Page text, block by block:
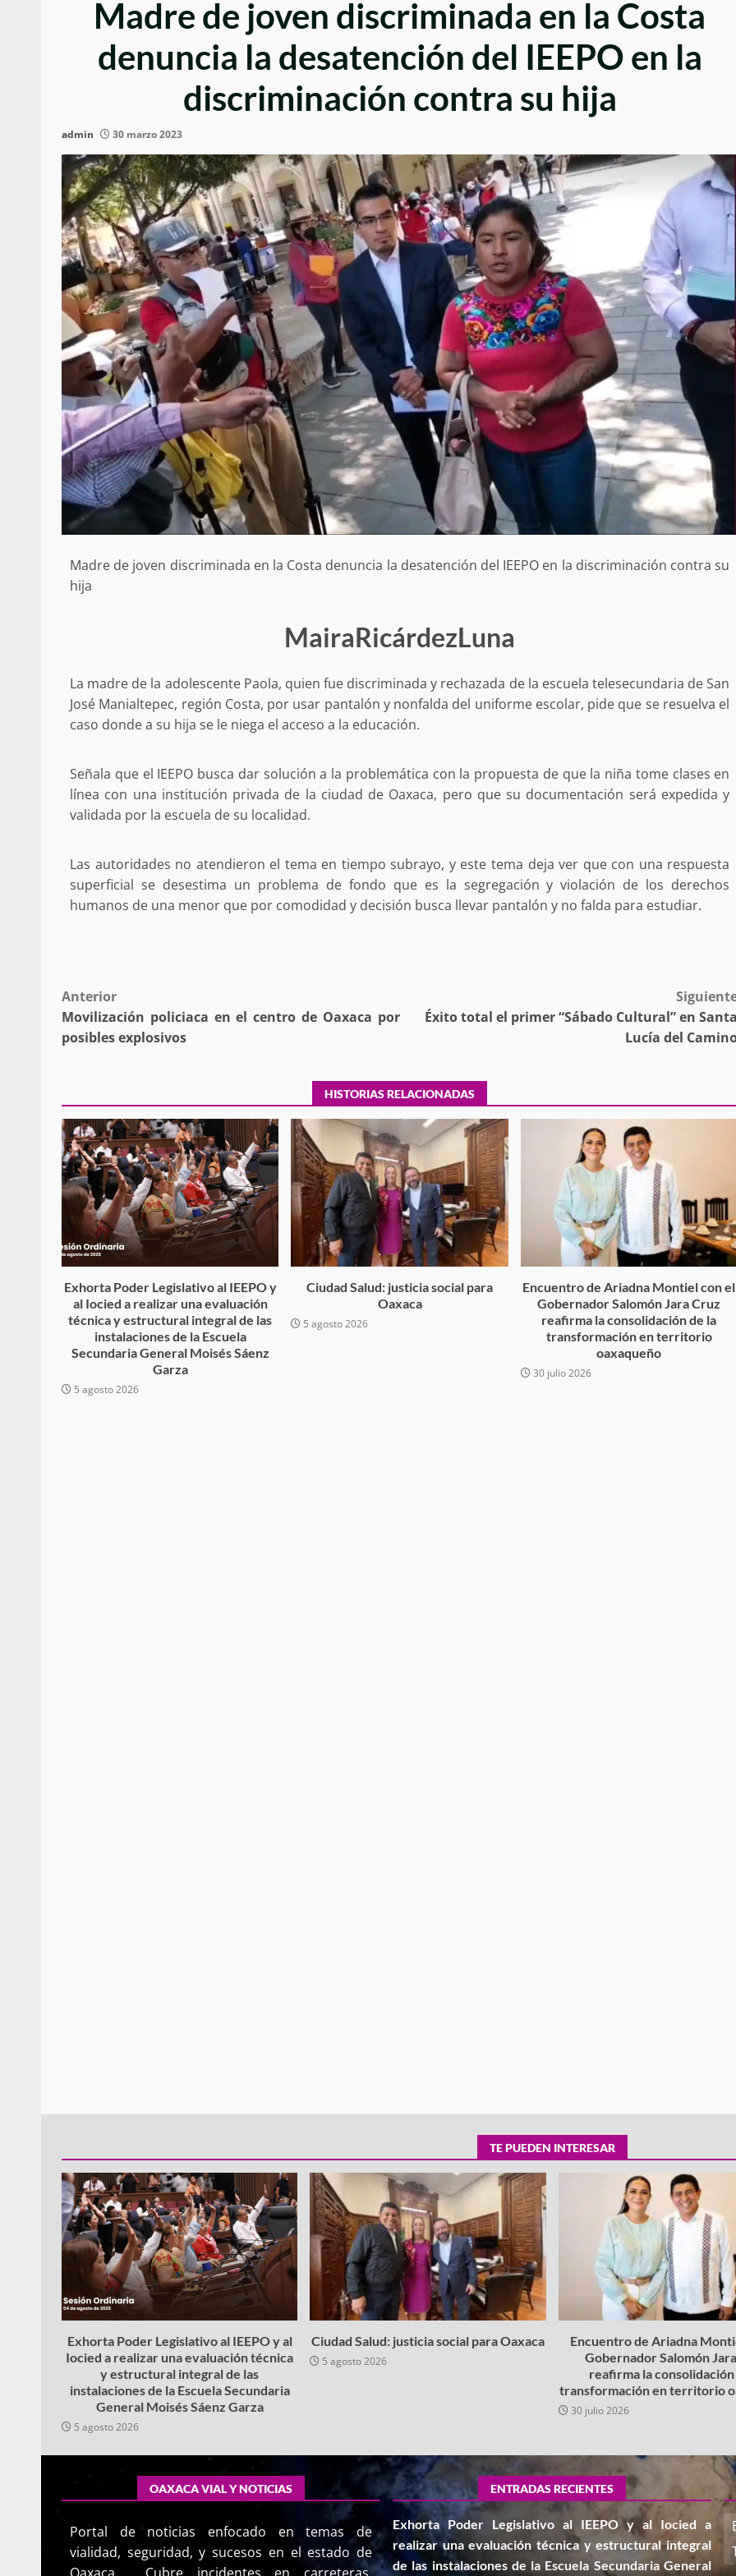
Madre de joven discriminada en la Costa
denuncia la desatención del IEEPO en la
discriminación contra su hija
admin 30 marzo 2023
Madre de joven discriminada en la Costa denuncia la desatención del IEEPO en la discriminación contra su
hija
MairaRicárdezLuna
La madre de la adolescente Paola, quien fue discriminada y rechazada de la escuela telesecundaria de San
José Manialtepec, región Costa, por usar pantalón y nonfalda del uniforme escolar, pide que se resuelva el
caso donde a su hija se le niega el acceso a la educación.
Señala que el IEEPO busca dar solución a la problemática con la propuesta de que la niña tome clases en
línea con una institución privada de la ciudad de Oaxaca, pero que su documentación será expedida y
validada por la escuela de su localidad.
Las autoridades no atendieron el tema en tiempo subrayo, y este tema deja ver que con una respuesta
superficial se desestima un problema de fondo que es la segregación y violación de los derechos
humanos de una menor que por comodidad y decisión busca llevar pantalón y no falda para estudiar.
Post
navigation
Anterior
Movilización policiaca en el centro de Oaxaca por
posibles explosivos
Éxito total el primer “Sábado Cultural” en Santa
Lucía del
HISTORIAS RELACIONADAS
Exhorta Poder Legislativo al IEEPO y
al Iocied a realizar una evaluación
técnica y estructural integral de las
instalaciones de la Escuela
Secundaria General Moisés Sáenz
Garza
5 agosto 2026
Ciudad Salud: justicia social para
Oaxaca
5 agosto 2026
Encuentro de Ariadna Montiel con el
Gobernador Salomón Jara Cruz
reafirma la consolidación de la
transformación en territorio
oaxaqueño
30 julio 2026
lado del pueblo: Tania Caballero
5 marzo 2026
Exhorta Poder Legislativo al IEEPO y al Iocied
Garza
5 agosto 2026
Tapanatepec
22 octubre 2024
¡Histórico! Bukele elimina el presupuesto a
los partidos políticos.
Sanciona Municipio de Oaxaca de
Juárez caso de maltrato animal tras
denuncia ciudadana
Exhorta Poder Legislativo al IEEPO
y al Iocied a realizar una evaluación
técnica y estructural integral de las
instalaciones de la Escuela
Secundaria General Moisés
Garza
TE PUEDEN INTERESAR
Exhorta Poder Legislativo al IEEPO y al
Iocied a realizar una evaluación técnica
y estructural integral de las
instalaciones de la Escuela Secundaria
General Moisés Sáenz Garza
5 agosto 2026
Ciudad Salud: justicia social para Oaxaca
5 agosto 2026
Encuentro de Ariadna
Gobernador Salomón
reafirma la consolidación
transformación en territorio
30 julio 2026
OAXACA VIAL Y NOTICIAS
Portal de noticias enfocado en temas de
vialidad, seguridad, y sucesos en el estado de
ENTRADAS RECIENTES
Exhorta Poder Legislativo al IEEPO y al Iocied a
realizar una evaluación técnica y estructural integral
de las instalaciones de la Escuela Secundaria General